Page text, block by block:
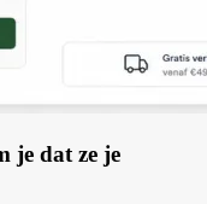
je dat ze je